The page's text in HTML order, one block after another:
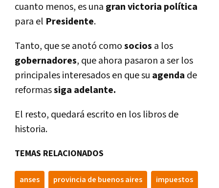
cuanto menos, es una gran victoria polí­tica
para el Presidente.
Tanto, que se anotó comosocios a los
gobernadores, que ahora pasaron a ser los
principales interesados en que su agenda de
reformassiga adelante.
El resto, quedará escrito en los libros de
historia.
TEMAS RELACIONADOS
anses provincia de buenos aires impuestos